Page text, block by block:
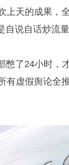
上天的成果，
说自话炒流量
憋了24小时，
有虚假舆论全